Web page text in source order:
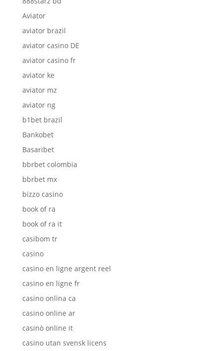
Aviator
aviator brazil
aviator casino DE
aviator casino fr
aviator ke
aviator mz
aviator ng
b1bet brazil
Bankobet
Basaribet
bbrbet colombia
bbrbet mx
bizzo casino
book of ra
book of ra it
casibom tr
casino
casino en ligne argent reel
casino en ligne fr
casino onlina ca
casino online ar
casinò online it
casino utan svensk licens